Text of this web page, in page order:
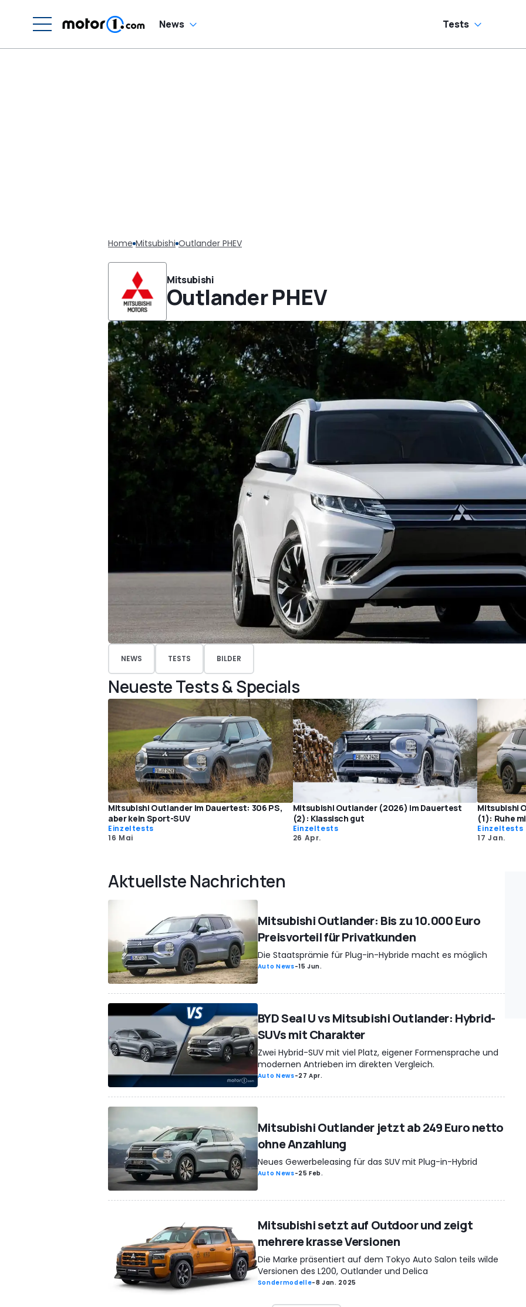
News Tests
Home Mitsubishi Outlander PHEV
Mitsubishi
Outlander PHEV
NEWS TESTS BILDER
Neueste Tests & Specials
Mitsubishi Outlander im Dauertest: 306 PS,
aber kein Sport-SUV
Einzeltests
16 Mai
Mitsubishi Outlander (2026) im Dauertest
(2): Klassisch gut
Einzeltests
26 Apr.
Mitsubishi
(1): Ruhe
Einzeltests
17 Jan.
Aktuellste Nachrichten
Mitsubishi Outlander: Bis zu 10.000 Euro
Preisvorteil für Privatkunden
Die Staatsprämie für Plug-in-Hybride macht es möglich
Auto News-15 Jun.
BYD Seal U vs Mitsubishi Outlander: Hybrid-
SUVs mit Charakter
Zwei Hybrid-SUV mit viel Platz, eigener Formensprache und
modernen Antrieben im direkten Vergleich.
Auto News-27 Apr.
Mitsubishi Outlander jetzt ab 249 Euro netto
ohne Anzahlung
Neues Gewerbeleasing für das SUV mit Plug-in-Hybrid
Auto News-25 Feb.
Mitsubishi setzt auf Outdoor und zeigt
mehrere krasse Versionen
Die Marke präsentiert auf dem Tokyo Auto Salon teils wilde
Versionen des L200, Outlander und Delica
Sondermodelle-8 Jan. 2025